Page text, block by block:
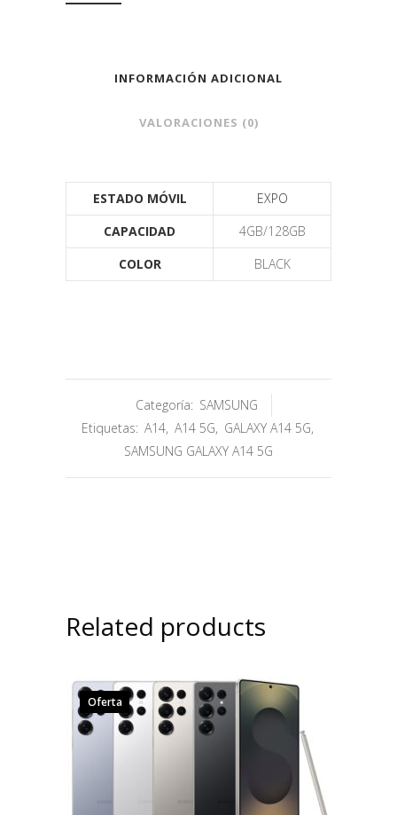
INFORMACIÓN ADICIONAL
VALORACIONES (0)
ESTADO MÓVIL
EXPO
CAPACIDAD
4GB/128GB
COLOR
BLACK
Categoría: SAMSUNG
Etiquetas: A14, A14 5G, GALAXY A14 5G,
SAMSUNG GALAXY A14 5G
Related products
Oferta